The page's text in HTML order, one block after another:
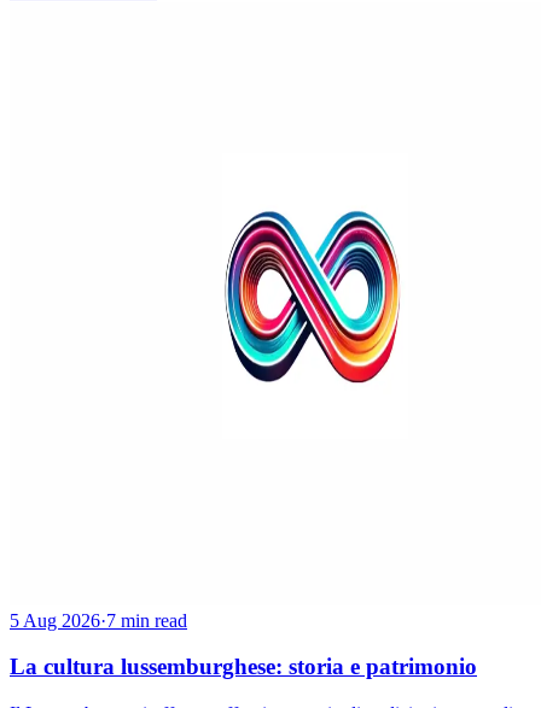
5 Aug 2026·7 min read
La cultura lussemburghese: storia e patrimonio